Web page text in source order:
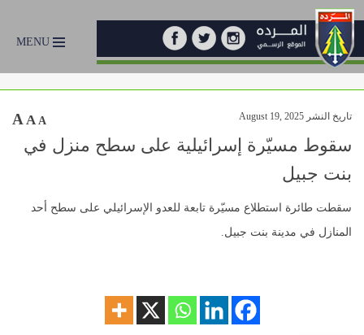
MENU
تاريخ النشر August 19, 2025 A A A
سقوط مسيّرة إسرائيلية على سطح منزل في
بنت جبيل
سقطت طائرة استطلاع مسيّرة تابعة للعدو الإسرائيلي على سطح أحد
المنازل في مدينة بنت جبيل.